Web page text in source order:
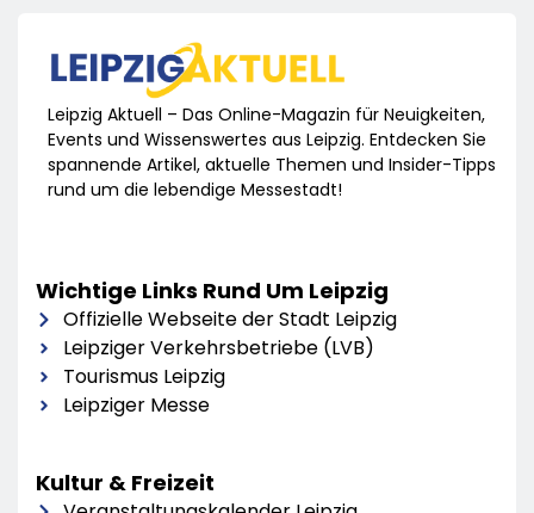
Leipzig Aktuell – Das Online-Magazin für Neuigkeiten,
Events und Wissenswertes aus Leipzig. Entdecken Sie
spannende Artikel, aktuelle Themen und Insider-Tipps
rund um die lebendige Messestadt!
Wichtige Links Rund Um Leipzig
Offizielle Webseite der Stadt Leipzig
Leipziger Verkehrsbetriebe (LVB)
Tourismus Leipzig
Leipziger Messe
Kultur & Freizeit